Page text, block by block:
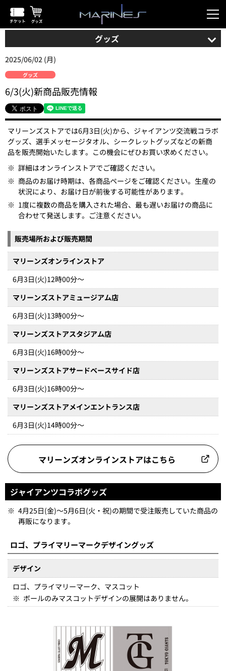
グッズ
2025/06/02 (月)
グッズ
6/3(火)新商品販売情報
マリーンズストアでは6月3日(火)から、ジャイアンツ交流戦コラボ
グッズ、選手メッセージタオル、シークレットグッズなどの新商
品を販売開始いたします。この機会にぜひお買い求めください。
※ 詳細はオンラインストアでご確認ください。
※ 商品のお届け時期は、各商品ページをご確認ください。生産の
状況により、お届け日が前後する可能性があります。
※ 1度に複数の商品を購入された場合、最も遅いお届けの商品に
合わせて発送します。ご注意ください。
販売場所および販売期間
マリーンズオンラインストア
6月3日(火)12時00分～
マリーンズストアミュージアム店
6月3日(火)13時00分～
マリーンズストアスタジアム店
6月3日(火)16時00分～
マリーンズストアサードベースサイド店
6月3日(火)16時00分～
マリーンズストアメインエントランス店
6月3日(火)14時00分～
マリーンズオンラインストアはこちら
ジャイアンツコラボグッズ
※ 4月25日(金)～5月6日(火・祝)の期間で受注販売していた商品の
再販になります。
ロゴ、プライマリーマークデザイングッズ
デザイン
ロゴ、プライマリーマーク、マスコット
※ ボールのみマスコットデザインの展開はありません。